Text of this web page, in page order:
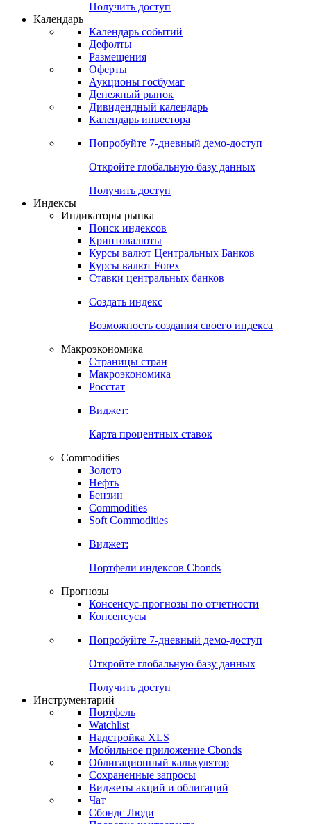
Получить доступ
Календарь
Календарь событий
Дефолты
Размещения
Оферты
Аукционы госбумаг
Денежный рынок
Дивидендный календарь
Календарь инвестора
Попробуйте 7-дневный демо-доступ
Откройте глобальную базу данных
Получить доступ
Индексы
Индикаторы рынка
Поиск индексов
Криптовалюты
Курсы валют Центральных Банков
Курсы валют Forex
Ставки центральных банков
Создать индекс
Возможность создания своего индекса
Макроэкономика
Страницы стран
Макроэкономика
Росстат
Виджет:
Карта процентных ставок
Commodities
Золото
Нефть
Бензин
Commodities
Soft Commodities
Виджет:
Портфели индексов Cbonds
Прогнозы
Консенсус-прогнозы по отчетности
Консенсусы
Попробуйте 7-дневный демо-доступ
Откройте глобальную базу данных
Получить доступ
Инструментарий
Портфель
Watchlist
Надстройка XLS
Мобильное приложение Cbonds
Облигационный калькулятор
Сохраненные запросы
Виджеты акций и облигаций
Чат
Сбондс Люди